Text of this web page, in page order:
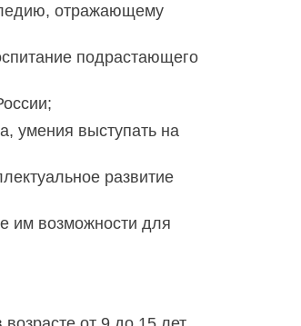
отражающему
подрастающего
умения выступать на
развитие
им возможности для